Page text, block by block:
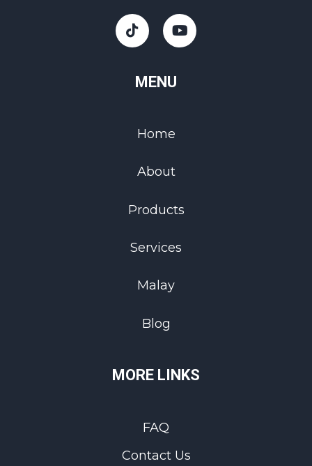
MENU
Home
About
Products
Services
Malay
Blog
MORE LINKS
FAQ
Contact Us